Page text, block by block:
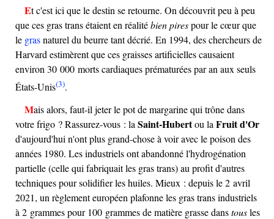
Et c'est ici que le destin se retourne. On découvrit peu à peu
que ces gras trans étaient en réalitébien pirespour le cœur que
le grasnaturel du beurre tant décrié. En 1994, des chercheurs de
Harvard estimèrent que ces graisses artificielles causaient
environ 30 000 morts cardiaques prématurées par an aux seuls
États-Unis(3).
Mais alors, faut-il jeter le pot de margarine qui trône dans
votre frigo ? Rassurez-vous : la Saint-Hubertou la Fruit d'Or
d'aujourd'hui n'ont plus grand-chose à voir avec le poison des
années 1980. Les industriels ont abandonné l'hydrogénation
partielle (celle qui fabriquait les gras trans) au profit d'autres
techniques pour solidifier les huiles. Mieux : depuis le 2 avril
2021, un règlement européen plafonne les gras trans industriels
à 2 grammes pour 100 grammes de matière grasse danstousles